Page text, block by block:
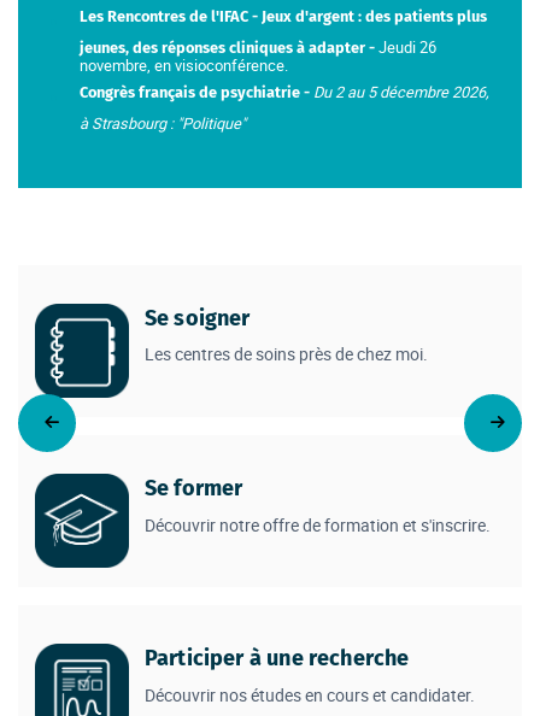
Les Rencontres de l'IFAC - Jeux d'argent : des patients plus
jeunes, des réponses cliniques à adapter -Jeudi 26
novembre, en visioconférence.
Congrès français de psychiatrie - Du 2 au 5 décembre 2026,
à Strasbourg : "Politique"
Se soigner
Les centres de soins près de chez moi.
Se former
Découvrir notre offre de formation et s'inscrire.
Participer à une recherche
Découvrir nos études en cours et candidater.